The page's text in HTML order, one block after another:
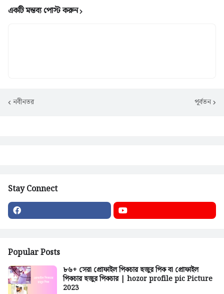
একটি মন্তব্য পোস্ট করুন
নবীনতর পূর্বতন
Stay Connect
Popular Posts
৮৬+ সেরা প্রোফাইল পিকচার হুজুর পিক বা প্রোফাইল
পিকচার হুজুর পিকচার | hozor profile pic Picture
2023